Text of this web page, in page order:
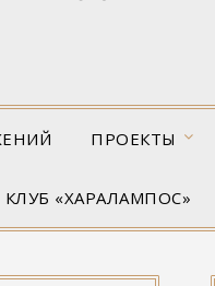
ПРОЕКТЫ
«ХАРАЛАМПОС»